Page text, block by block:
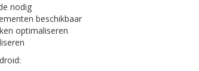
nodig
beschikbaar
optimaliseren